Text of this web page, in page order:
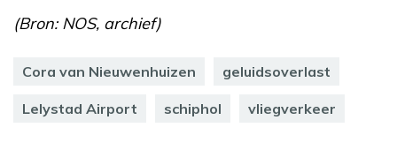
(Bron: NOS, archief)
Cora van Nieuwenhuizen geluidsoverlast
Lelystad Airport schiphol vliegverkeer